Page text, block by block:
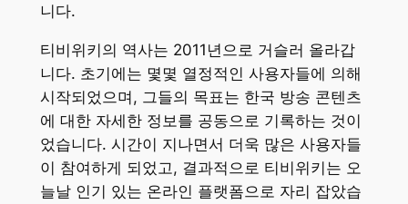
니다.
티비위키의 역사는 2011년으로 거슬러 올라갑
니다. 초기에는 몇몇 열정적인 사용자들에 의해
시작되었으며, 그들의 목표는 한국 방송 콘텐츠
에 대한 자세한 정보를 공동으로 기록하는 것이
었습니다. 시간이 지나면서 더욱 많은 사용자들
이 참여하게 되었고, 결과적으로 티비위키는 오
늘날 인기 있는 온라인 플랫폼으로 자리 잡았습